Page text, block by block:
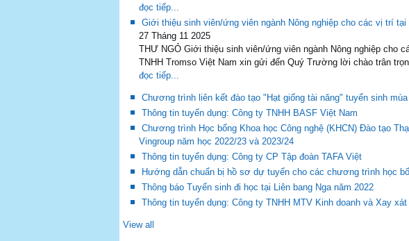
đọc tiếp...
Giới thiệu sinh viên/ứng viên ngành Nông nghiệp cho các vị trí
27 Tháng 11 2025
THƯ NGỎ Giới thiệu sinh viên/ứng viên ngành Nông nghiệp cho
TNHH Tromso Việt Nam xin gửi đến Quý Trường lời chào trân
đọc tiếp...
Chương trình liên kết đào tạo "Hạt giống tài năng" tuyển sinh
Thông tin tuyển dụng: Công ty TNHH BASF Việt Nam
Chương trình Học bổng Khoa học Công nghệ (KHCN) Đào tạo
Vingroup năm học 2022/23 và 2023/24
Thông tin tuyển dụng: Công ty CP Tập đoàn TAFA Việt
Hướng dẫn chuẩn bị hồ sơ dự tuyển cho các chương trình học
Thông báo Tuyển sinh đi học tại Liên bang Nga năm 2022
Thông tin tuyển dụng: Công ty TNHH MTV Kinh doanh và Xay
View all